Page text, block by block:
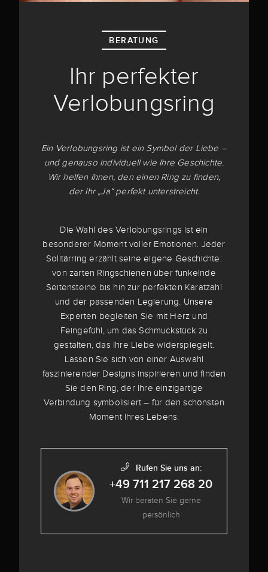
BERATUNG
Ihr perfekter
Verlobungsring
Ein Verlobungsring ist ein Symbol der Liebe –
und genauso individuell wie Ihre Geschichte.
Wir helfen Ihnen, den einen Ring zu finden,
der Ihr „Ja“ perfekt unterstreicht.
Die Wahl des Verlobungsrings ist ein
besonderer Moment voller Emotionen. Jeder
Solitärring erzählt seine eigene Geschichte:
von zarten Ringschienen über funkelnde
Seitensteine bis hin zur perfekten Karatzahl
und der passenden Legierung. Unsere
Experten begleiten Sie mit Herz und
Feingefühl, um das Schmuckstück zu
gestalten, das Ihre Liebe widerspiegelt.
Lassen Sie sich von einer Auswahl
faszinierender Designs inspirieren und finden
Sie den Ring, der Ihre einzigartige
Verbindung symbolisiert – für den schönsten
Moment Ihres Lebens.
Rufen Sie uns an:
+49 711 217 268 20
Wir beraten Sie gerne
persönlich